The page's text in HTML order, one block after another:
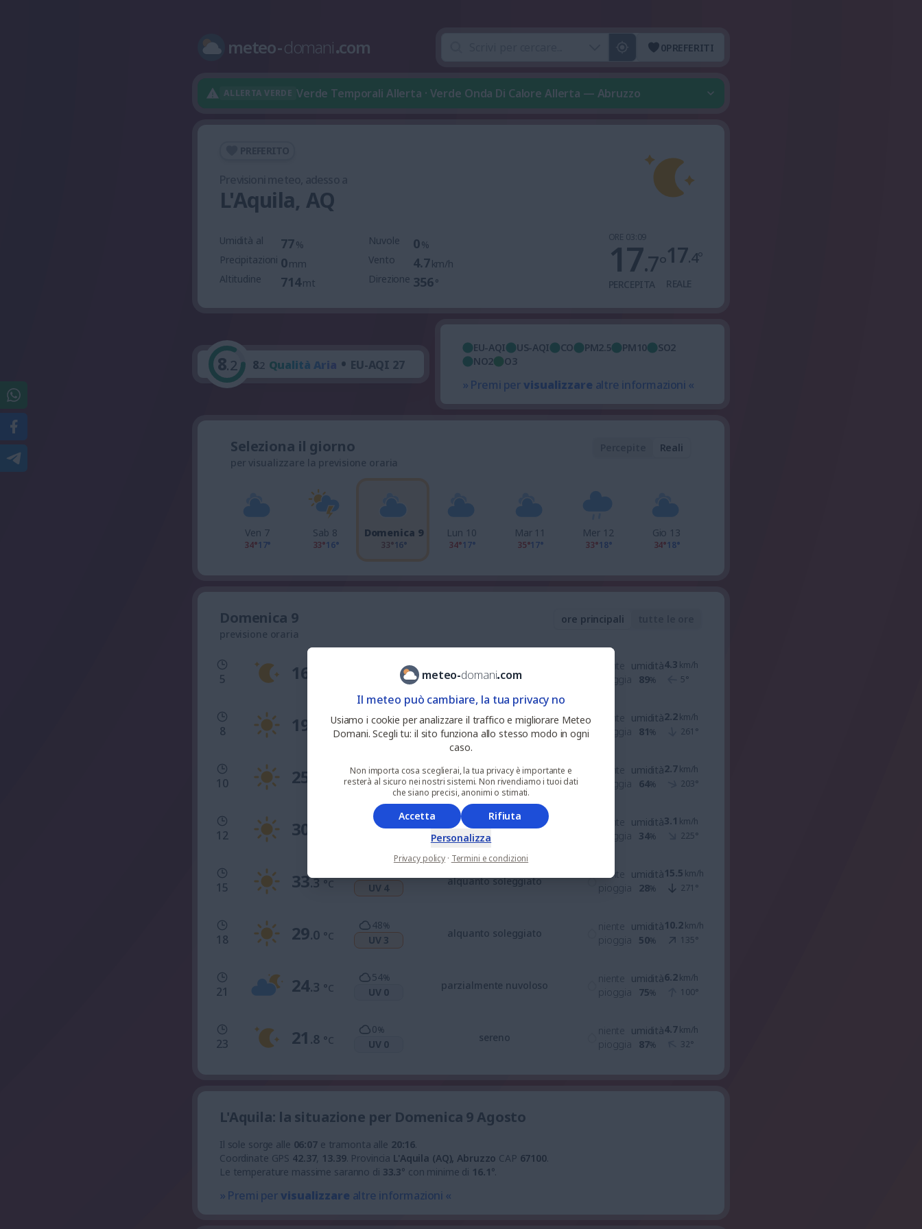
meteo-domani.com 0PREFERITI
ALLERTA VERDE Verde Temporali Allerta · Verde Onda Di Calore Allerta — Abruzzo
L'Aquila, AQ
Umidità al 77%
Precipitazioni 0mm
Altitudine
714mt
Nuvole 0%
Vento
4.7km/h
Direzione 356°
ORE 03:09
17.7°
PERCEPITA
17.4°
REALE
8.2 8.2 Qualità Aria • EU-AQI 27
EU-AQI US-AQI CO PM2.5 PM10
SO2
NO2
O3
» Premi pervisualizzare altre informazioni «
Seleziona il giorno
per visualizzare la previsione oraria
Reali
Ven 7
34°17°
Sab 8
33°16°
Domenica 9
33°16°
Lun 10
34°17°
Mar 11
35°17°
Mer 12
33°18°
Gio 13
34°18°
Domenica 9
previsione oraria
ore principali
5 16 sereno
niente
pioggia
umidità
89%
4.3 km/h
5°
8 19 °C
0%
UV 1
soleggiato
niente
pioggia
umidità
81%
2.2km/h
261 °
10 25 0%
UV 4
soleggiato
niente
pioggia
umidità
64%
2.7km/h
203°
12 30 0
soleggiato
niente
pioggia
umidità
34%
3.1 km/h
225°
15 33.3 °C UV 4
alquanto soleggiato
niente
pioggia
umidità
28%
15.5 km/h
271 °
18 29.0 °C
48%
UV 3
alquanto soleggiato
niente
pioggia
umidità
50%
10.2km/h
135°
21 24.3 °C
54%
UV 0
parzialmente nuvoloso
niente
pioggia
umidità
75%
6.2km/h
100°
23 21 .8 °C
0%
UV 0
sereno
niente
pioggia
umidità
87%
4.7km/h
32°
L'Aquila: la situazione per Domenica 9 Agosto
Il sole sorge alle 06:07e tramonta alle 20:16.
Coordinate GPS 42.37, 13.39. Provincia L'Aquila (AQ), Abruzzo CAP 67100.
Le temperature massime saranno di 33.3° con minime di 16.1°.
» Premi pervisualizzare altre informazioni «
meteo-domani.com
Il meteo può cambiare, la tua privacy no
Usiamo i cookie per analizzare il traffico e migliorare Meteo
Domani. Scegli tu: il sito funziona allo stesso modo in ogni
caso.
Non importa cosa sceglierai, la tua privacy è importante e
resterà al sicuro nei nostri sistemi. Non rivendiamo i tuoi dati
che siano precisi, anonimi o stimati.
Accetta
Rifiuta
Personalizza
Privacy policy · Termini e condizioni